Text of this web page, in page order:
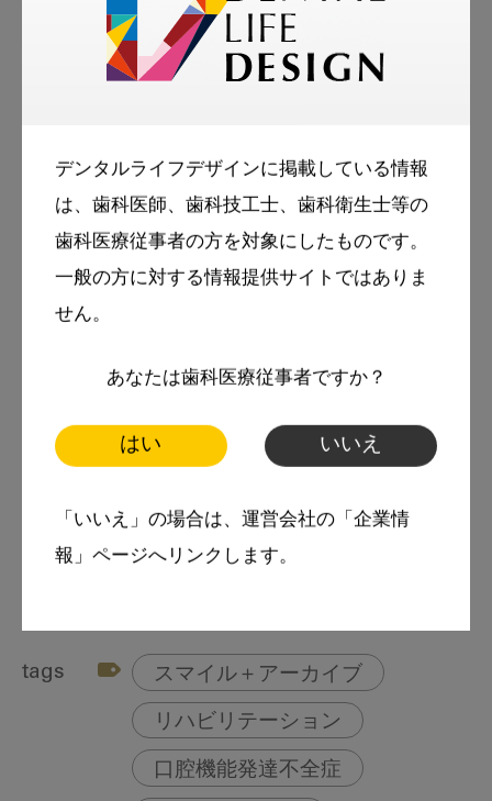
デンタルライフデザインに掲載している情報
は、歯科医師、歯科技工士、歯科衛生士等の
歯科医療従事者の方を対象にしたものです。
一般の方に対する情報提供サイトではありま
せん。
あなたは歯科医療従事者ですか？
はい いいえ
「いいえ」の場合は、運営会社の「企業情
報」ページへリンクします。
こじまデンタルクリニック 言語聴覚士
2008年 言語聴覚士免許取得
みなと医療生活協同組合協立総合病
院、国立長寿医療研究センターに勤務
2017年 日本福祉大学大学院 医療・福祉マネ
ジメン研究科修了
2018年 こじまデンタルクリニック
日本疫学会
日本在宅医療連合学会など
tags スマイル＋アーカイブ
リハビリテーション
口腔機能発達不全症